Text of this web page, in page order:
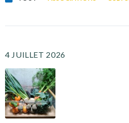
4 JUILLET 2026